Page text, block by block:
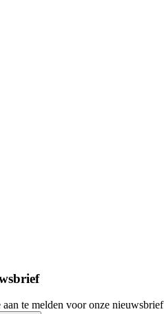
te melden voor onze nieuwsbrief